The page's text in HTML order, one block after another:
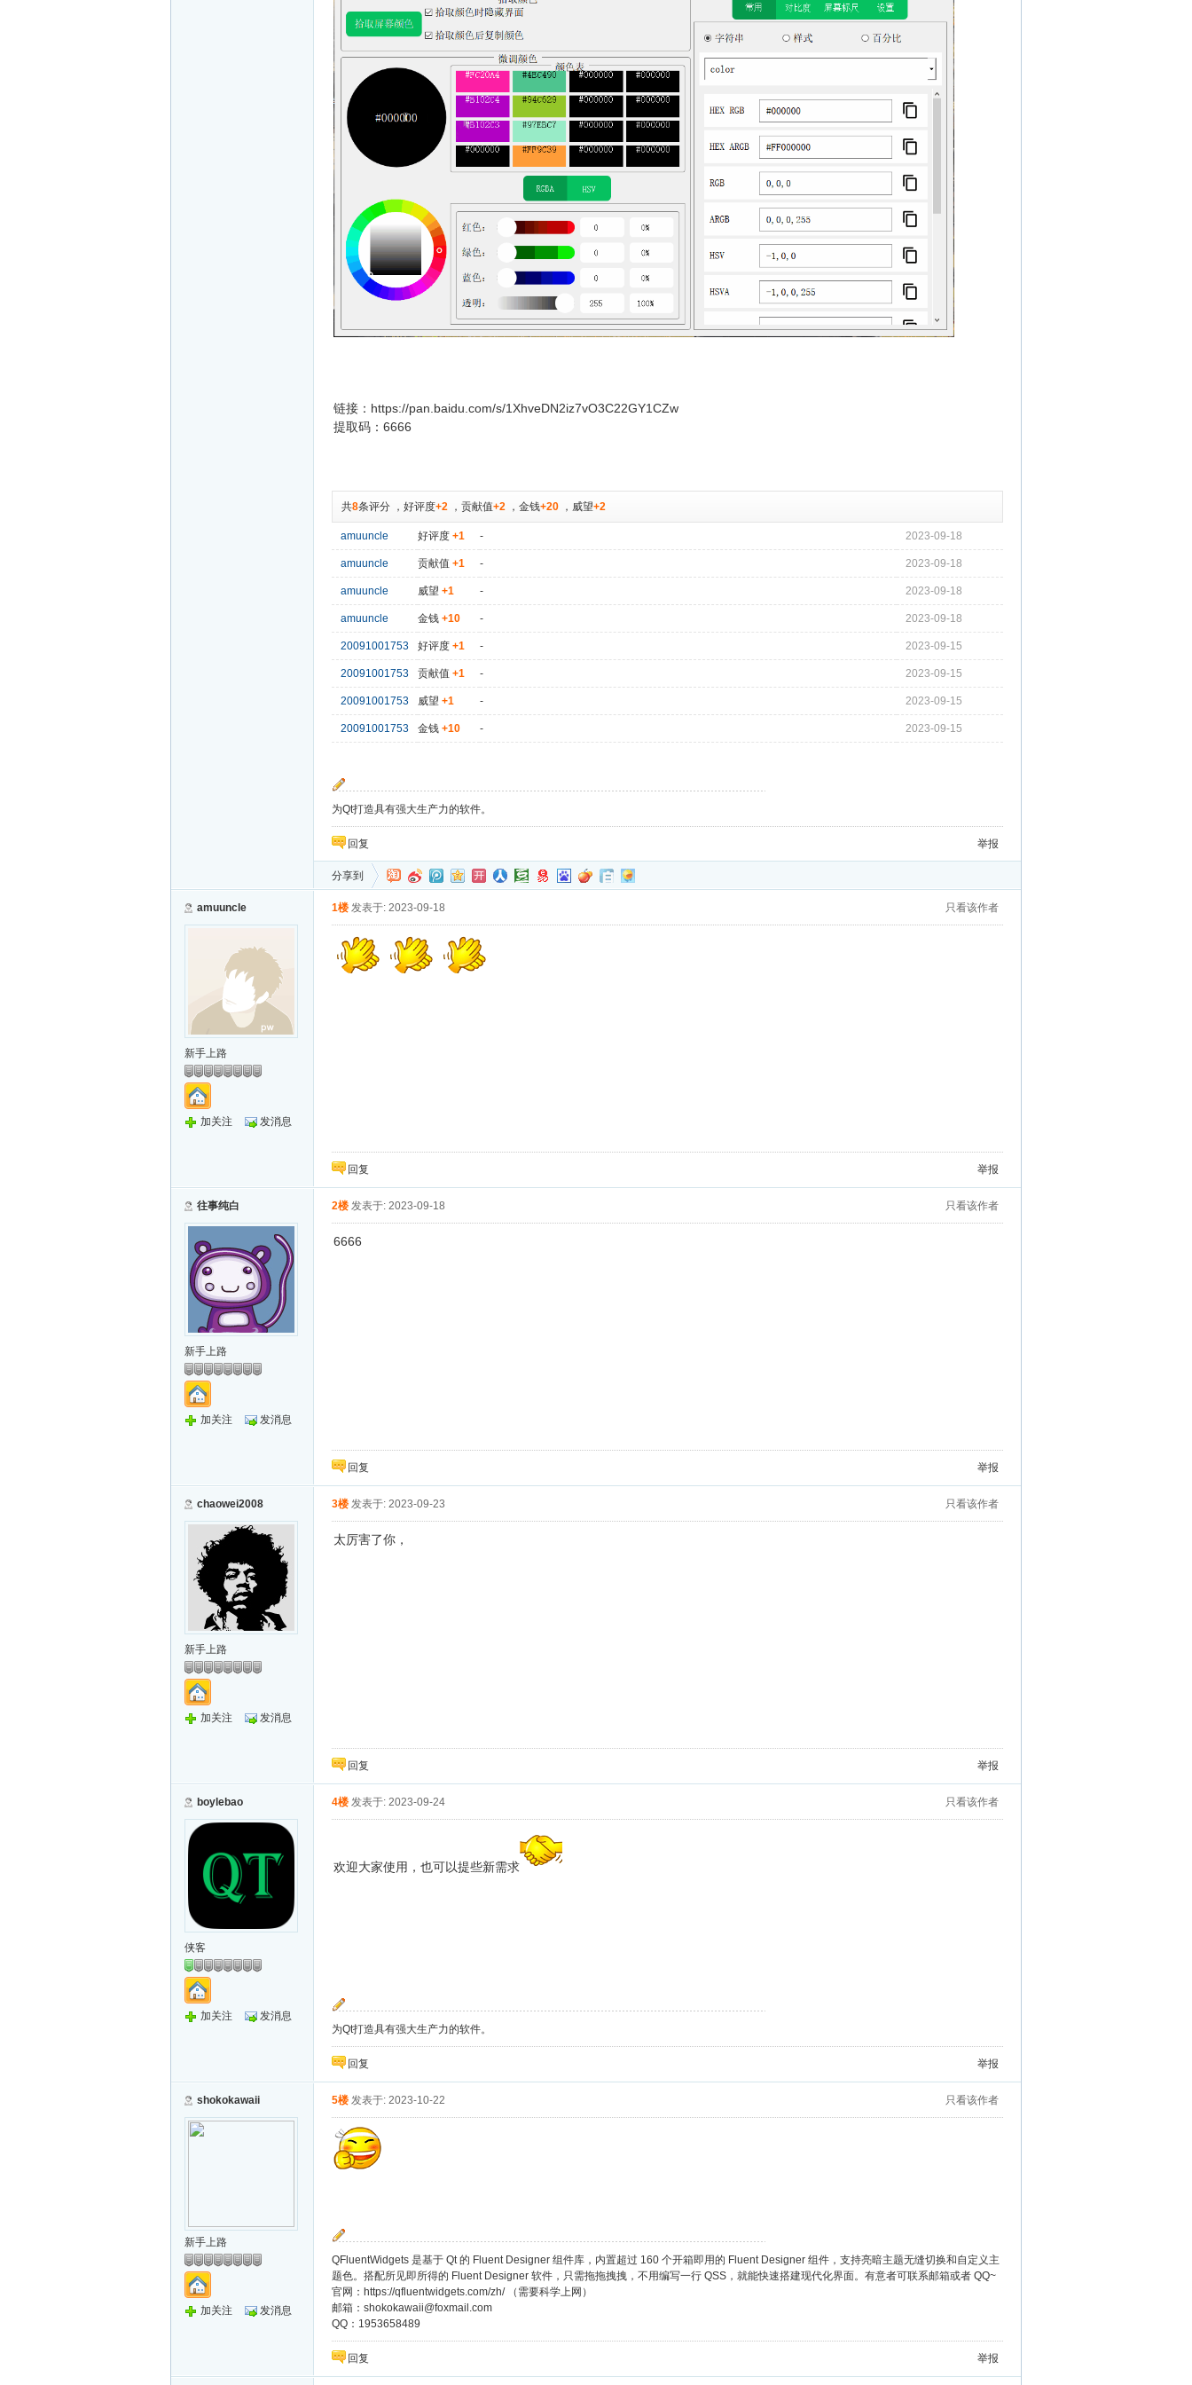
链接：https://pan.baidu.com/s/1XhveDN2iz7vO3C22GY1CZw
提取码：6666
共8条评分 ， 好评度+2 ， 贡献值+2 ， 金钱+20 ， 威望+2
amuuncle 好评度 +1 - 2023-09-18
amuuncle 贡献值 +1 - 2023-09-18
amuuncle 威望 +1 - 2023-09-18
amuuncle 金钱 +10 - 2023-09-18
20091001753 好评度 +1 - 2023-09-15
20091001753 贡献值 +1 - 2023-09-15
20091001753 威望 +1 - 2023-09-15
20091001753 金钱 +10 - 2023-09-15
为Qt打造具有强大生产力的软件。
回复 举报
分享到
amuuncle
新手上路
加关注 发消息
只看该作者
1楼 发表于: 2023-09-18
回复 举报
往事纯白
新手上路
加关注 发消息
只看该作者
2楼 发表于: 2023-09-18
6666
回复 举报
chaowei2008
新手上路
加关注 发消息
只看该作者
3楼 发表于: 2023-09-23
太厉害了你，
回复 举报
boylebao
侠客
加关注 发消息
只看该作者
4楼 发表于: 2023-09-24
欢迎大家使用，也可以提些新需求
为Qt打造具有强大生产力的软件。
回复 举报
shokokawaii
新手上路
加关注 发消息
只看该作者
5楼 发表于: 2023-10-22
QFluentWidgets 是基于 Qt 的 Fluent Designer 组件库，内置超过 160 个开箱即用的 Fluent Designer 组件，支持亮暗主题无缝切换和自定义主
题色。搭配所见即所得的 Fluent Designer 软件，只需拖拖拽拽，不用编写一行 QSS，就能快速搭建现代化界面。有意者可联系邮箱或者 QQ~
官网：https://qfluentwidgets.com/zh/ （需要科学上网）
邮箱：shokokawaii@foxmail.com
QQ：1953658489
回复 举报